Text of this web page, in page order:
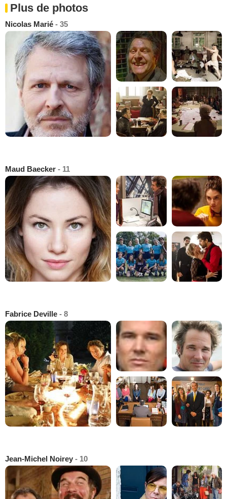
Plus de photos
Nicolas Marié - 35
Maud Baecker - 11
Fabrice Deville - 8
Jean-Michel Noirey - 10